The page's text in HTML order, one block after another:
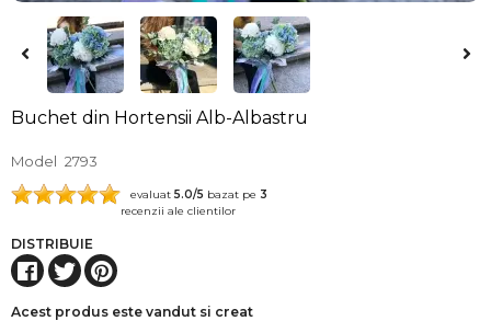
Buchet din Hortensii Alb-Albastru
Model 2793
evaluat 5.0/5 bazat pe 3
recenzii ale clientilor
DISTRIBUIE
Acest produs este vandut si creat